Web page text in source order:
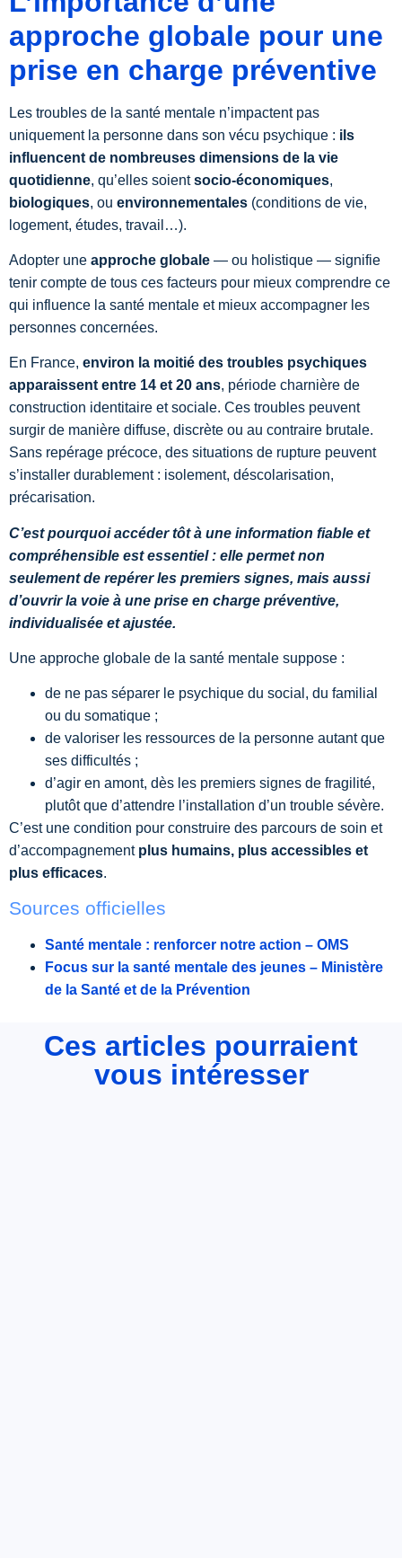
Droits sociaux
Tous nos articles
Toutes nos vidéos
approche globale pour une
prise en charge préventive
Les troubles de la santé mentale n’impactent pas
uniquement la personne dans son vécu psychique : ils
influencent de nombreuses dimensions de la vie
quotidienne, qu’elles soientsocio-économiques,
biologiques, ou environnementales (conditions de vie,
logement, études, travail…).
Adopter une approche globale — ou holistique — signifie
tenir compte de tous ces facteurs pour mieux comprendre ce
qui influence la santé mentale et mieux accompagner les
personnes concernées.
En France, environ la moitié des troubles psychiques
apparaissent entre 14 et 20 ans, période charnière de
construction identitaire et sociale. Ces troubles peuvent
surgir de manière diffuse, discrète ou au contraire brutale.
Sans repérage précoce, des situations de rupture peuvent
s’installer durablement : isolement, déscolarisation,
précarisation.
C’est pourquoi accéder tôt à une information fiable et
compréhensible est essentiel : elle permet non
seulement de repérer les premiers signes, mais aussi
d’ouvrir la voie à une prise en charge préventive,
individualisée et ajustée.
Une approche globale de la santé mentale suppose :
de ne pas séparer le psychique du social, du familial
ou du somatique ;
de valoriser les ressources de la personne autant que
ses difficultés ;
d’agir en amont, dès les premiers signes de fragilité,
plutôt que d’attendre l’installation d’un trouble sévère.
C’est une condition pour construire des parcours de soin et
d’accompagnement plus humains, plus accessibles et
plus efficaces.
Sources officielles
Santé mentale : renforcer notre action – OMS
Focus sur la santé mentale des jeunes – Ministère
de la Santé et de la Prévention
Ces articles pourraient
vous intéresser